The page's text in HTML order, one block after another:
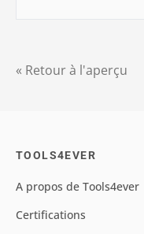
« Retour à l'aperçu
TOOLS4EVER
A propos de Tools4ever
Certifications